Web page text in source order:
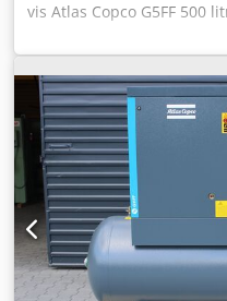
vis Atlas Copco G5FF 500
frigorifique. Dsdpsg
Neuf • Fabricant : Atlas
Puissance du moteur
Pression de service
frigorifique intégré •
de fonctionnement du
(seulement 65 dB) •
kg Informations
une garantie du fabricant
service agréé Atlas Copco
polonais • Disponible